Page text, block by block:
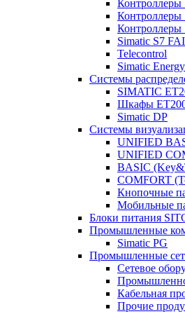
Контроллеры
Контроллеры
Контроллеры
Simatic S7
Telecontrol
Simatic
Системы
SIMATIC
Шкафы
Simatic DP
Системы
UNIFIED
UNIFIED
BASIC
COMFORT
Кнопочные
Мобильные
Блоки питания
Промышленные
Simatic PG
Промышленные
Сетевое
Кабельная
Прочие